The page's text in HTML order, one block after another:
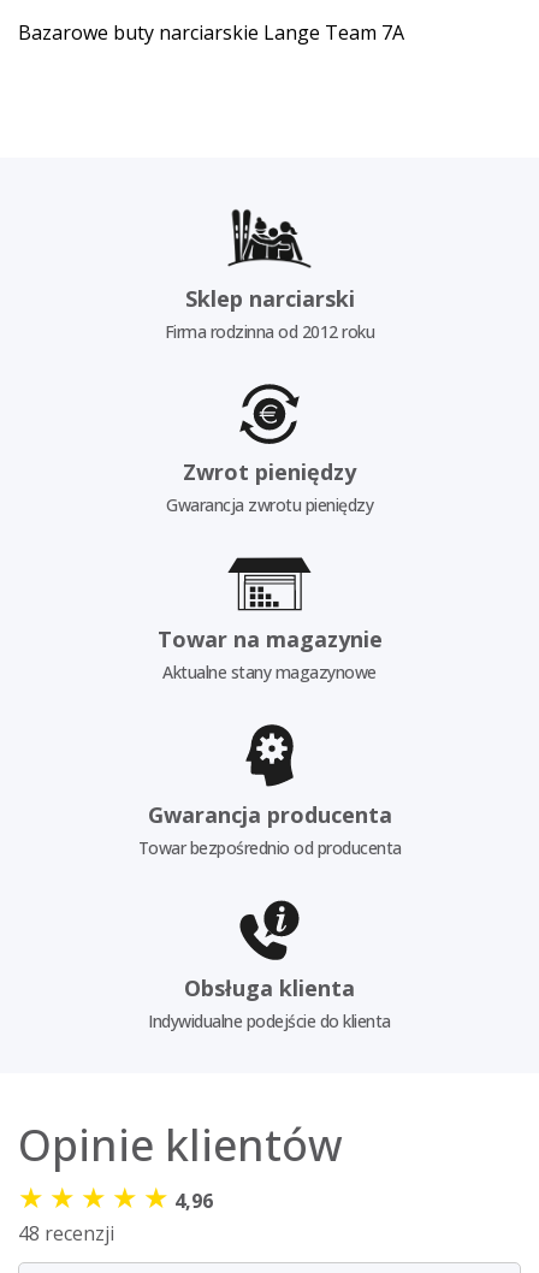
Bazarowe buty narciarskie Lange Team 7A
Sklep narciarski
Firma rodzinna od 2012 roku
Zwrot pieniędzy
Gwarancja zwrotu pieniędzy
Towar na magazynie
Aktualne stany magazynowe
Gwarancja producenta
Towar bezpośrednio od producenta
Obsługa klienta
Indywidualne podejście do klienta
Opinie klientów
★ ★ ★ ★ ★ 4,96
48 recenzji